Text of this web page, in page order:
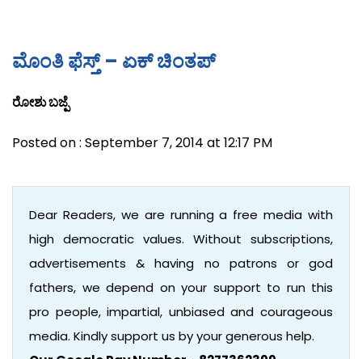
ಮೊಂತಿ ಫೆಸ್ತ್ – ಏಕ್ ಚಿಂತಪ್
ರೋಶು ಬಜ್ಪೆ
Posted on : September 7, 2014 at 12:17 PM
Dear Readers, we are running a free media with
high democratic values. Without subscriptions,
advertisements & having no patrons or god
fathers, we depend on your support to run this
pro people, impartial, unbiased and courageous
media. Kindly support us by your generous help.